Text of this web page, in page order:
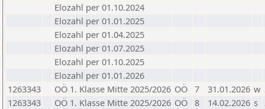
Elozahl per 01.10.2024
Elozahl per 01.01.2025
Elozahl per 01.04.2025
Elozahl per 01.07.2025
Elozahl per 01.10.2025
Elozahl per 01.01.2026
1263343
OÖ 1. Klasse Mitte 2025/2026 OÖ 7 31.01.2026 w
1263343
OÖ 1. Klasse Mitte 2025/2026 OÖ 8 14.02.2026 s